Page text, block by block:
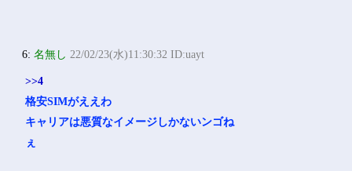
6:名無し 22/02/23(水)11:30:32 ID:uayt
>>4
格安SIMがええわ
キャリアは悪質なイメージしかないンゴね
ぇ